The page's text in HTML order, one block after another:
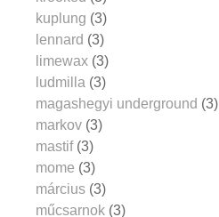
kuplung (3)
lennard (3)
limewax (3)
ludmilla (3)
magashegyi underground (3)
markov (3)
mastif (3)
mome (3)
március (3)
műcsarnok (3)